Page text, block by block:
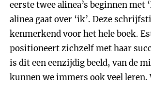
eerste twee alinea’s beginnen met
alinea gaat over ‘ik’. Deze
kenmerkend voor het hele boek.
positioneert zichzelf met haar
is dit een eenzijdig beeld, van de
kunnen we immers ook veel leren.